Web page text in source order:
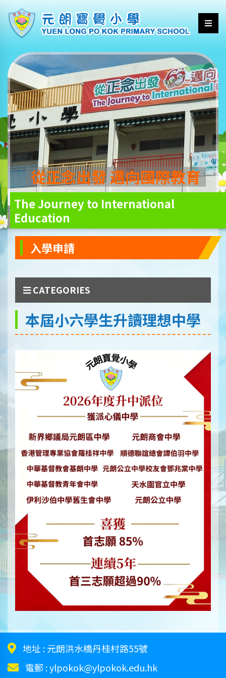
從正念出發 邁向國際教育
The Journey to International
Education
入學申請
CATEGORIES
本屆小六學生升讀理想中學
地址 :元朗洪水橋丹桂村路55號
電郵 :ylpokok@ylpokok.edu.hk